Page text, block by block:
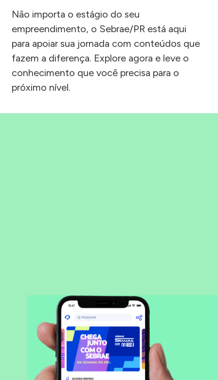
Não importa o estágio do seu
empreendimento, o Sebrae/PR está aqui
para apoiar sua jornada com conteúdos que
fazem a diferença. Explore agora e leve o
conhecimento que você precisa para o
próximo nível.